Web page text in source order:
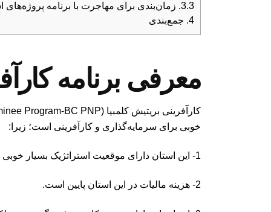
3.3. زمان‌بندی برای مهاجرت با برنامه پروژه‌های
4. جمع‌بندی
معرفی برنامه
خوبی برای سرمایه‌گذاری و کارآفرینی است؛ زیرا:
1- این استان دارای موقعیت استراتژیک بسیار خوبی است.
2- هزینه مالیات در این استان پایین است.